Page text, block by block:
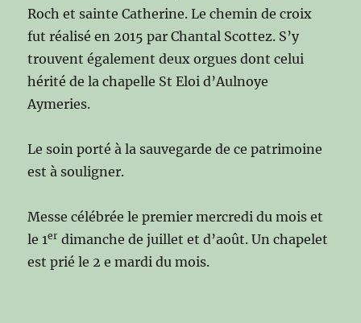
Roch et sainte Catherine. Le chemin de croix
fut réalisé en 2015 par Chantal Scottez. S’y
trouvent également deux orgues dont celui
hérité de la chapelle St Eloi d’Aulnoye
Aymeries.
Le soin porté à la sauvegarde de ce patrimoine
est à souligner.
Messe célébrée le premier mercredi du mois et
le 1er dimanche de juillet et d’août. Un chapelet
est prié le 2 e mardi du mois.